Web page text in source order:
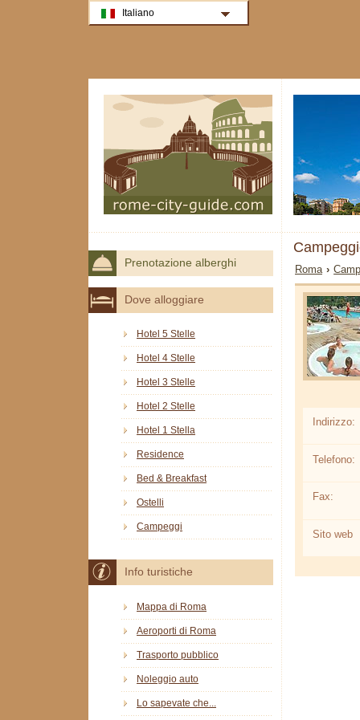
Roma ›
Indirizzo:
Telefono:
Fax:
Sito web
Prenotazione alberghi
Dove alloggiare
Hotel 5 Stelle
Hotel 4 Stelle
Hotel 3 Stelle
Hotel 2 Stelle
Hotel 1 Stella
Residence
Bed & Breakfast
Ostelli
Campeggi
Info turistiche
Mappa di Roma
Aeroporti di Roma
Trasporto pubblico
Noleggio auto
Lo sapevate che...
Italiano